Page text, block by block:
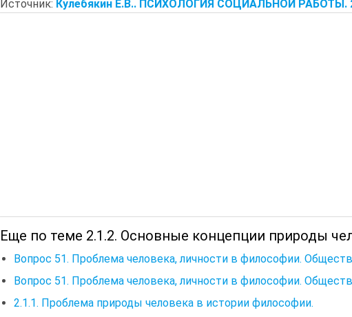
Источник: Кулебякин Е.В.. ПСИХОЛОГИЯ СОЦИАЛЬНОЙ РАБОТЫ.
Еще по теме 2.1.2. Основные концепции природы
Вопрос 51. Проблема человека, личности в философии.
Вопрос 51. Проблема человека, личности в философии.
2.1.1. Проблема природы человека в истории философии.